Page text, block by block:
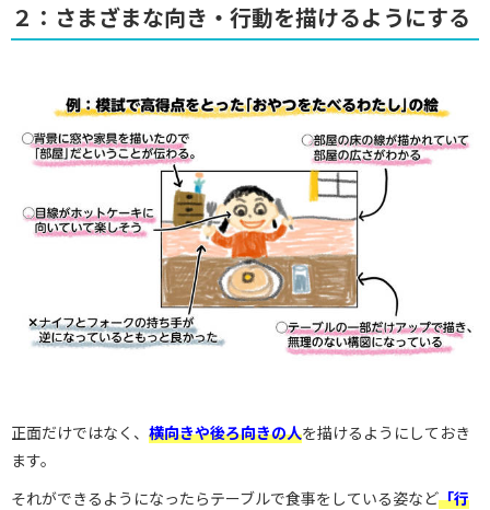
２：さまざまな向き・行動を描けるようにする
正面だけではなく、 横向きや後ろ向きの人を描けるようにしておき
ます。
それができるようになったらテーブルで食事をしている姿など「行